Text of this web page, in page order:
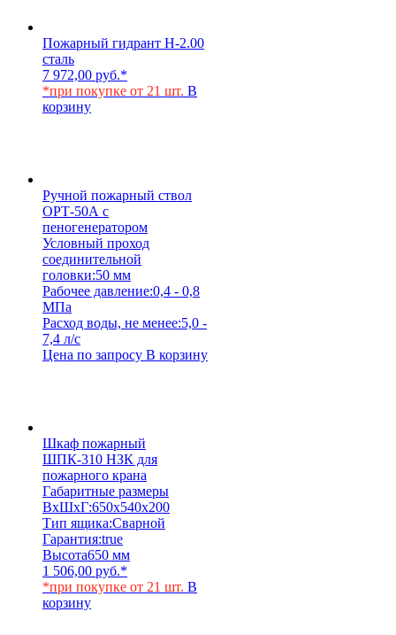
Пожарный гидрант Н-2.00
сталь
7 972,00 руб.*
*при покупке от 21 шт. В
корзину
Ручной пожарный ствол
ОРТ-50А с
пеногенератором
Условный проход
соединительной
головки:50 мм
Рабочее давление:0,4 - 0,8
МПа
Расход воды, не менее:5,0 -
7,4 л/с
Цена по запросу В корзину
Шкаф пожарный
ШПК-310 НЗК для
пожарного крана
Габаритные размеры
ВхШхГ:650х540х200
Тип ящика:Сварной
Гарантия:true
Высота650 мм
1 506,00 руб.*
*при покупке от 21 шт. В
корзину